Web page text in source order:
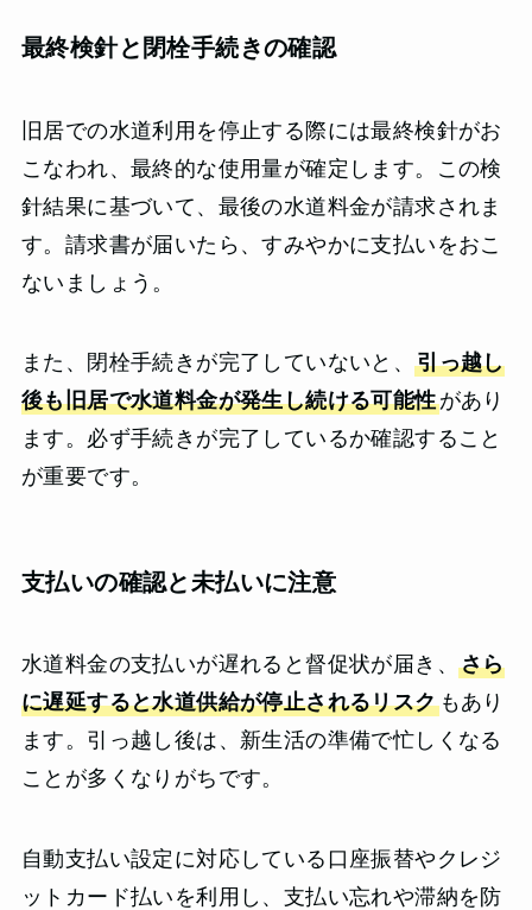
最終検針と閉栓手続きの確認
旧居での水道利用を停止する際には最終検針がお
こなわれ、最終的な使用量が確定します。この検
針結果に基づいて、最後の水道料金が請求されま
す。請求書が届いたら、すみやかに支払いをおこ
ないましょう。
また、閉栓手続きが完了していないと、引っ越し
後も旧居で水道料金が発生し続ける可能性があり
ます。必ず手続きが完了しているか確認すること
が重要です。
支払いの確認と未払いに注意
水道料金の支払いが遅れると督促状が届き、 さら
に遅延すると水道供給が停止されるリスクもあり
ます。引っ越し後は、新生活の準備で忙しくなる
ことが多くなりがちです。
自動支払い設定に対応している口座振替やクレジ
ットカード払いを利用し、支払い忘れや滞納を防